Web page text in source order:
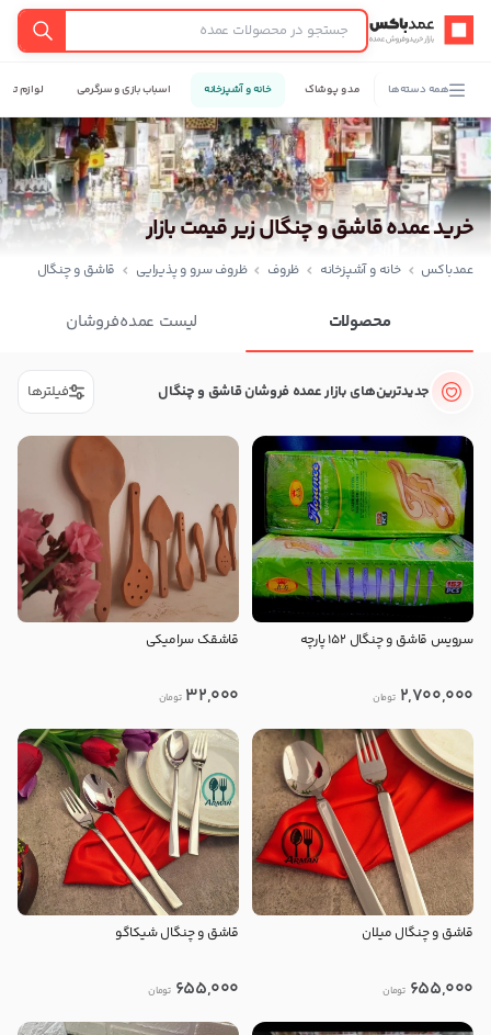
عمدباکس — بازگشت به صفحه اصلی
جستجو
همه دسته‌ها مد و پوشاک خانه و آشپزخانه اسباب بازی و سرگرمی لوازم
خرید عمده قاشق و چنگال زیر قیمت بازار
عمدباکس خانه و آشپزخانه ظروف ظروف سرو و پذیرایی قاشق و چنگال
محصولات لیست عمده‌فروشان
جدیدترین‌های بازار عمده فروشان قاشق و چنگال فیلترها
سرویس قاشق و چنگال 152 پارچه
2,700,000 تومان
قاشقک سرامیکی
32,000 تومان
قاشق و چنگال میلان
655,000 تومان
قاشق و چنگال شیکاگو
655,000 تومان